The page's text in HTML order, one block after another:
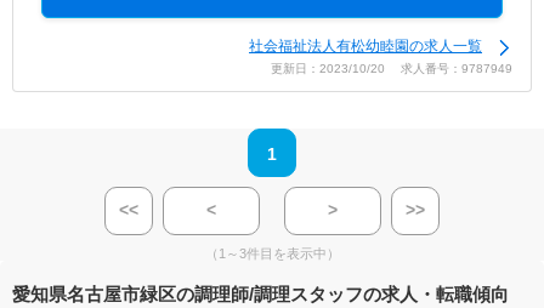
社会福祉法人有松幼睦園の求人一覧
更新日：2023/10/20 求人番号：9787949
1
<< < > >>
（1～3件目を表示中）
愛知県名古屋市緑区の調理師/調理スタッフの求人・転職傾向